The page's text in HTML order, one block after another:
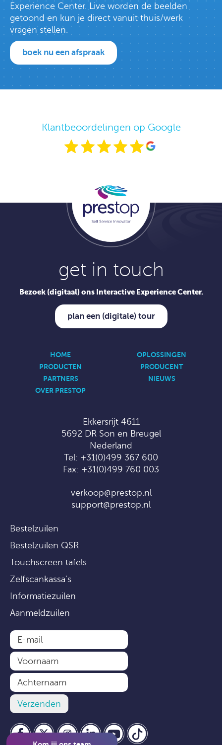
Experience Center. Live worden de beelden
getoond en kun je direct vanuit thuis/werk
vragen stellen.
boek nu een afspraak
Klantbeoordelingen op Google
get in touch
Bezoek (digitaal) ons Interactive Experience Center.
plan een (digitale) tour
HOME
OPLOSSINGEN
PRODUCTEN
PRODUCENT
PARTNERS
NIEUWS
OVER PRESTOP
Ekkersrijt 4611
5692 DR Son en Breugel
Nederland
Tel: +31(0)499 367 600
Fax: +31(0)499 760 003
verkoop@prestop.nl
support@prestop.nl
Bestelzuilen
Bestelzuilen QSR
Touchscreen tafels
Zelfscankassa’s
Informatiezuilen
Aanmeldzuilen